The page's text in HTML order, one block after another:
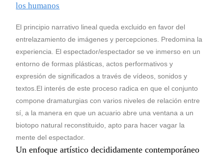
los humanos
El principio narrativo lineal queda excluido en favor del
entrelazamiento de imágenes y percepciones. Predomina la
experiencia. El espectador/espectador se ve inmerso en un
entorno de formas plásticas, actos performativos y
expresión de significados a través de vídeos, sonidos y
textos.El interés de este proceso radica en que el conjunto
compone dramaturgias con varios niveles de relación entre
sí, a la manera en que un acuario abre una ventana a un
biotopo natural reconstituido, apto para hacer vagar la
mente del espectador.
Un enfoque artístico decididamente contemporáneo